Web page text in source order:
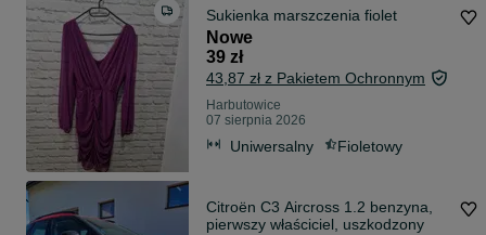
Sukienka marszczenia fiolet
Nowe
39 zł
43,87 zł z Pakietem Ochronnym
Harbutowice
07 sierpnia 2026
Uniwersalny Fioletowy
Citroën C3 Aircross 1.2 benzyna,
pierwszy właściciel, uszkodzony